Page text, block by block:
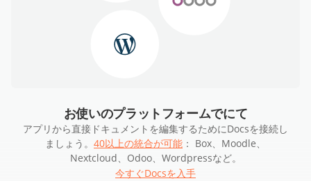
お使いのプラットフォームでにて
アプリから直接ドキュメントを編集するためにDocsを接続し
ましょう。 40以上の統合が可能 ： Box、Moodle、
Nextcloud、Odoo、Wordpressなど。
今すぐDocsを入手